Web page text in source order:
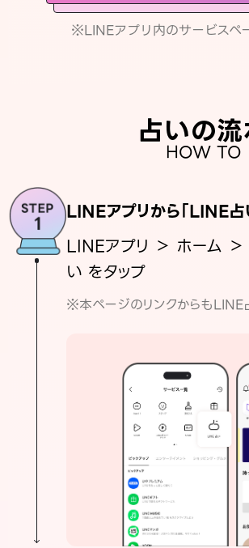
※LINEアプリ内のサービスペ
占いの
HOW TO
LINEアプリから「LINE占
LINEアプリ ＞ ホーム
い をタップ
※本ページのリンクからもLINE